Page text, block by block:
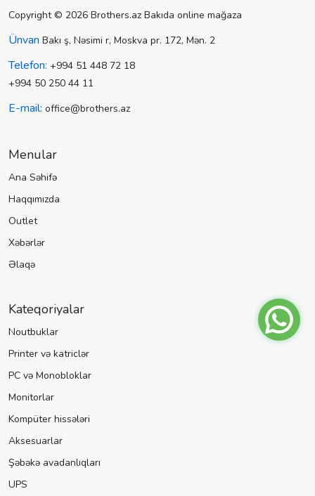
Copyright © 2026 Brothers.az Bakıda online mağaza
Ünvan Bakı ş, Nəsimi r, Moskva pr. 172, Mən. 2
Telefon: +994 51 448 72 18
+994 50 250 44 11
E-mail: office@brothers.az
Menular
Ana Səhifə
Haqqımızda
Outlet
Xəbərlər
Əlaqə
Kateqoriyalar
Noutbuklar
Printer və katriclər
PC və Monobloklar
Monitorlar
Kompüter hissələri
Aksesuarlar
Şəbəkə avadanlıqları
UPS